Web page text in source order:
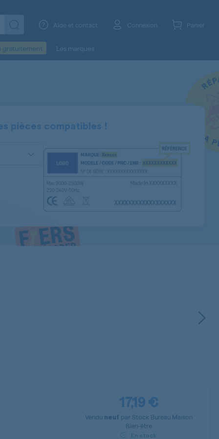
Aide et contact Connexion Panier
gratuitement Les marques
pièces compatibles !
17,19 €
Vendu neuf par Stock Bureau Maison
Bien-être
En stock